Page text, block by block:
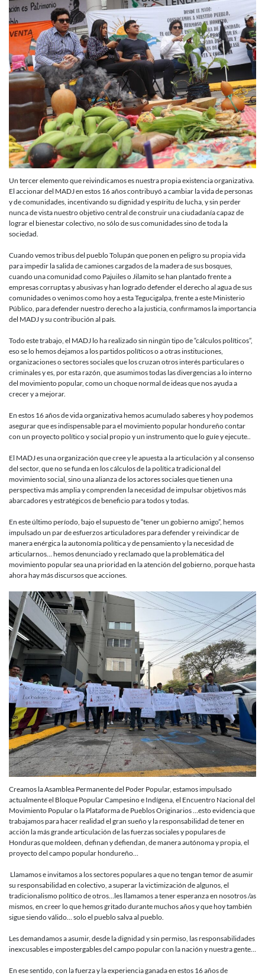
Un tercer elemento que reivindicamos es nuestra propia existencia organizativa.
El accionar del MADJ en estos 16 años contribuyó a cambiar la vida de personas
y de comunidades, incentivando su dignidad y espíritu de lucha, y sin perder
nunca de vista nuestro objetivo central de construir una ciudadanía capaz de
lograr el bienestar colectivo, no sólo de sus comunidades sino de toda la
sociedad.
Cuando vemos tribus del pueblo Tolupán que ponen en peligro su propia vida
para impedir la salida de camiones cargados de la madera de sus bosques,
cuando una comunidad como Pajuiles o Jilamito se han plantado frente a
empresas corruptas y abusivas y han logrado defender el derecho al agua de sus
comunidades o venimos como hoy a esta Tegucigalpa, frente a este Ministerio
Público, para defender nuestro derecho a la justicia, confirmamos la importancia
del MADJ y su contribución al país.
Todo este trabajo, el MADJ lo ha realizado sin ningún tipo de “cálculos políticos”,
eso se lo hemos dejamos a los partidos políticos o a otras instituciones,
organizaciones o sectores sociales que los cruzan otros interés particulares o
criminales y es, por esta razón, que asumimos todas las divergencias a lo interno
del movimiento popular, como un choque normal de ideas que nos ayuda a
crecer y a mejorar.
En estos 16 años de vida organizativa hemos acumulado saberes y hoy podemos
asegurar que es indispensable para el movimiento popular hondureño contar
con un proyecto político y social propio y un instrumento que lo guíe y ejecute..
El MADJ es una organización que cree y le apuesta a la articulación y al consenso
del sector, que no se funda en los cálculos de la política tradicional del
movimiento social, sino una alianza de los actores sociales que tienen una
perspectiva más amplia y comprenden la necesidad de impulsar objetivos más
abarcadores y estratégicos de beneficio para todos y todas.
En este último período, bajo el supuesto de “tener un gobierno amigo”, hemos
impulsado un par de esfuerzos articuladores para defender y reivindicar de
manera enérgica la autonomía política y de pensamiento y la necesidad de
articularnos… hemos denunciado y reclamado que la problemática del
movimiento popular sea una prioridad en la atención del gobierno, porque hasta
ahora hay más discursos que acciones.
Creamos la Asamblea Permanente del Poder Popular, estamos impulsado
actualmente el Bloque Popular Campesino e Indígena, el Encuentro Nacional del
Movimiento Popular o la Plataforma de Pueblos Originarios …esto evidencia que
trabajamos para hacer realidad el gran sueño y la responsabilidad de tener en
acción la más grande articulación de las fuerzas sociales y populares de
Honduras que moldeen, definan y defiendan, de manera autónoma y propia, el
proyecto del campo popular hondureño…
Llamamos e invitamos a los sectores populares a que no tengan temor de asumir
su responsabilidad en colectivo, a superar la victimización de algunos, el
tradicionalismo político de otros…les llamamos a tener esperanza en nosotros /as
mismos, en creer lo que hemos gritado durante muchos años y que hoy también
sigue siendo válido… solo el pueblo salva al pueblo.
Les demandamos a asumir, desde la dignidad y sin permiso, las responsabilidades
inexcusables e impostergables del campo popular con la nación y nuestra gente…
En ese sentido, con la fuerza y la experiencia ganada en estos 16 años de